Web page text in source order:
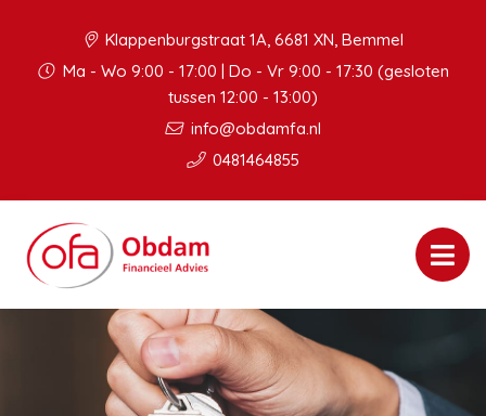
Klappenburgstraat 1A, 6681 XN, Bemmel
Ma - Wo 9:00 - 17:00 | Do - Vr 9:00 - 17:30 (gesloten
tussen 12:00 - 13:00)
info@obdamfa.nl
0481464855